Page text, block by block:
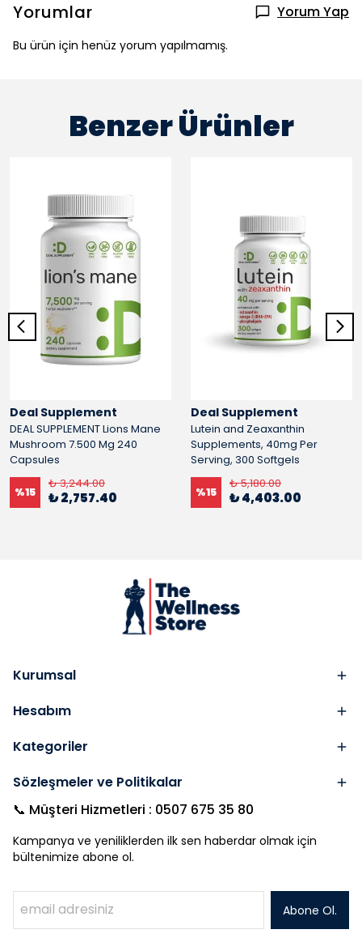
Yorumlar Yorum Yap
Bu ürün için henüz yorum yapılmamış.
Benzer Ürünler
Deal Supplement
DEAL SUPPLEMENT Lions Mane
Mushroom 7.500 Mg 240
Capsules
%15
₺ 3,244.00
₺ 2,757.40
Deal Supplement
Lutein and Zeaxanthin
Supplements, 40mg Per
Serving, 300 Softgels
%15
₺ 5,180.00
₺ 4,403.00
Kurumsal
Hesabım
Kategoriler
Sözleşmeler ve Politikalar
📞 Müşteri Hizmetleri : 0507 675 35 80
Kampanya ve yeniliklerden ilk sen haberdar olmak için
bültenimize abone ol.
Abone Ol.